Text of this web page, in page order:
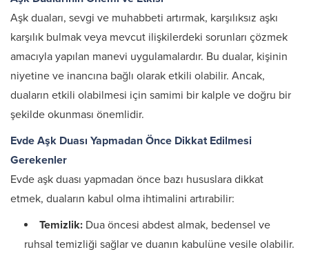
Aşk duaları, sevgi ve muhabbeti artırmak, karşılıksız aşkı
karşılık bulmak veya mevcut ilişkilerdeki sorunları çözmek
amacıyla yapılan manevi uygulamalardır. Bu dualar, kişinin
niyetine ve inancına bağlı olarak etkili olabilir. Ancak,
duaların etkili olabilmesi için samimi bir kalple ve doğru bir
şekilde okunması önemlidir.​
Evde Aşk Duası Yapmadan Önce Dikkat Edilmesi
Gerekenler
Evde aşk duası yapmadan önce bazı hususlara dikkat
etmek, duaların kabul olma ihtimalini artırabilir:​
Temizlik: Dua öncesi abdest almak, bedensel ve
ruhsal temizliği sağlar ve duanın kabulüne vesile olabilir.​